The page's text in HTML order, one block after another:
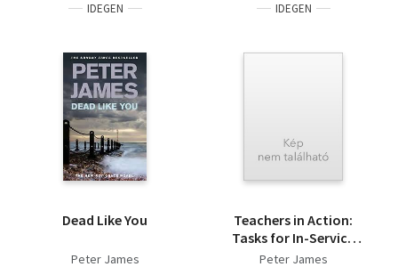
IDEGEN
Dead Like You
Peter James
IDEGEN
Teachers in Action:
Tasks for In-Service
Language Teacher
Peter James